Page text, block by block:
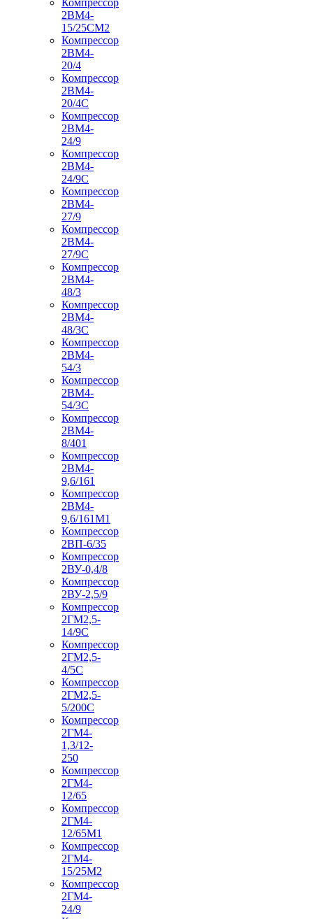
2ВМ4-
15/25СМ2
Компрессор
2ВМ4-
20/4
Компрессор
2ВМ4-
20/4С
Компрессор
2ВМ4-
24/9
Компрессор
2ВМ4-
24/9С
Компрессор
2ВМ4-
27/9
Компрессор
2ВМ4-
27/9С
Компрессор
2ВМ4-
48/3
Компрессор
2ВМ4-
48/3С
Компрессор
2ВМ4-
54/3
Компрессор
2ВМ4-
54/3С
Компрессор
2ВМ4-
8/401
Компрессор
2ВМ4-
9,6/161
Компрессор
2ВМ4-
9,6/161М1
Компрессор
2ВП-6/35
Компрессор
2ВУ-0,4/8
Компрессор
2ВУ-2,5/9
Компрессор
2ГМ2,5-
14/9С
Компрессор
2ГМ2,5-
4/5С
Компрессор
2ГМ2,5-
5/200С
Компрессор
2ГМ4-
1,3/12-
250
Компрессор
2ГМ4-
12/65
Компрессор
2ГМ4-
12/65М1
Компрессор
2ГМ4-
15/25М2
Компрессор
2ГМ4-
24/9